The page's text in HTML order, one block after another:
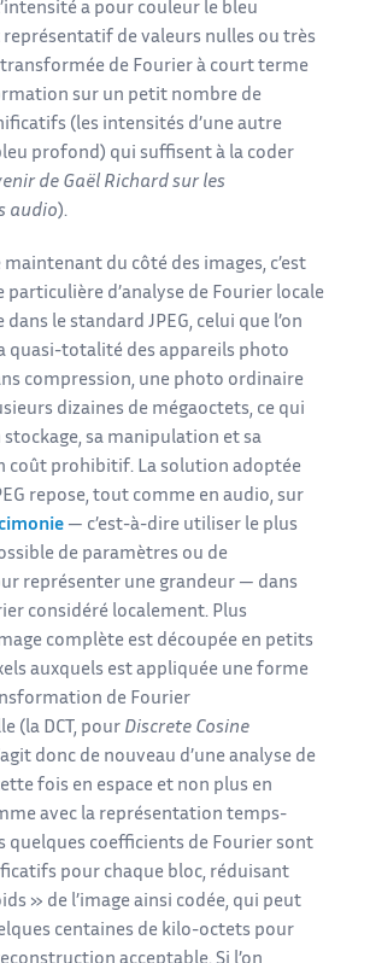
a pour couleur le bleu
de valeurs nulles ou très
transformée de Fourier à court terme
sur un petit nombre de
(les intensités d’une autre
profond) qui suffisent à la coder
de Gaël Richard sur les
audio).
maintenant du côté des images, c’est
particulière d’analyse de Fourier locale
dans le standard JPEG, celui que l’on
quasi-totalité des appareils photo
compression, une photo ordinaire
dizaines de mégaoctets, ce qui
sa manipulation et sa
coût prohibitif. La solution adoptée
repose, tout comme en audio, sur
— c’est-à-dire utiliser le plus
de paramètres ou de
représenter une grandeur — dans
considéré localement. Plus
complète est découpée en petits
auxquels est appliquée une forme
de Fourier
(la DCT, pour Discrete Cosine
donc de nouveau d’une analyse de
fois en espace et non plus en
avec la représentation temps-
quelques coefficients de Fourier sont
pour chaque bloc, réduisant
» de l’image ainsi codée, qui peut
centaines de kilo-octets pour